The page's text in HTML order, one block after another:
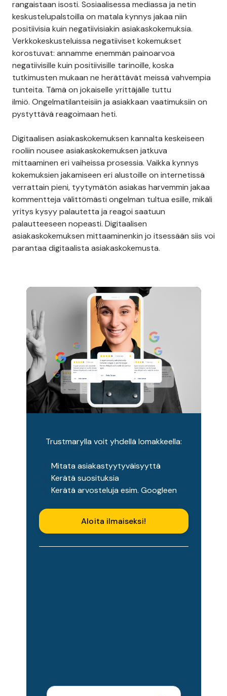
rangaistaan isosti. Sosiaalisessa mediassa ja netin
keskustelupalstoilla on matala kynnys jakaa niin
positiivisia kuin negatiivisiakin asiakaskokemuksia.
Verkkokeskusteluissa negatiiviset kokemukset
korostuvat: annamme enemmän painoarvoa
negatiivisille kuin positiivisille tarinoille, koska
tutkimusten mukaan ne herättävät meissä vahvempia
tunteita. Tämä on jokaiselle yrittäjälle tuttu
ilmiö. Ongelmatilanteisiin ja asiakkaan vaatimuksiin on
pystyttävä reagoimaan heti.
Digitaalisen asiakaskokemuksen kannalta keskeiseen
rooliin nousee asiakaskokemuksen jatkuva
mittaaminen eri vaiheissa prosessia. Vaikka kynnys
kokemuksien jakamiseen eri alustoille on internetissä
verrattain pieni, tyytymätön asiakas harvemmin jakaa
kommentteja välittömästi ongelman tultua esille, mikäli
yritys kysyy palautetta ja reagoi saatuun
palautteeseen nopeasti. Digitaalisen
asiakaskokemuksen mittaaminenkin jo itsessään siis voi
parantaa digitaalista asiakaskokemusta.
Trustmarylla voit yhdellä lomakkeella:
Mitata asiakastyytyväisyyttä
Kerätä suosituksia
Kerätä arvosteluja esim. Googleen
Aloita ilmaiseksi!